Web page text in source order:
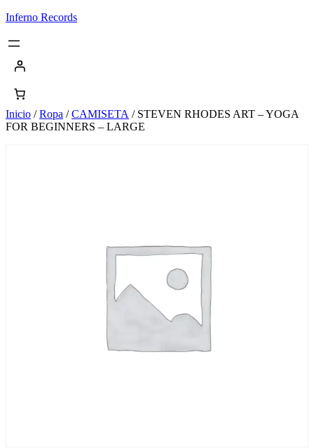
Saltar
contenido
Inferno Records
Inicio /Ropa /CAMISETA / STEVEN RHODES ART – YOGA
FOR BEGINNERS – LARGE